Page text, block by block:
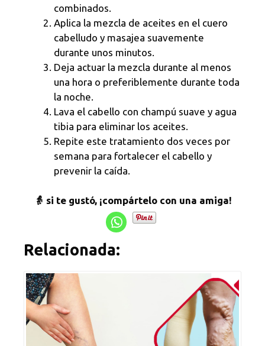
combinados.
Aplica la mezcla de aceites en el cuero
cabelludo y masajea suavemente
durante unos minutos.
Deja actuar la mezcla durante al menos
una hora o preferiblemente durante toda
la noche.
Lava el cabello con champú suave y agua
tibia para eliminar los aceites.
Repite este tratamiento dos veces por
semana para fortalecer el cabello y
prevenir la caída.
👵 si te gustó, ¡compártelo con una amiga!
Relacionada: